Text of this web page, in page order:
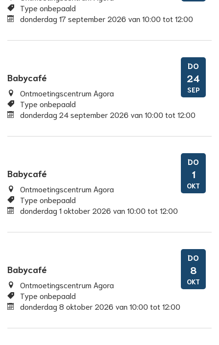
Type onbepaald
donderdag 17 september 2026 van10:00 tot 12:00
Babycafé
Ontmoetingscentrum Agora
Type onbepaald
donderdag 24 september 2026 van10:00 tot 12:00
DO
24
SEP
Babycafé
Ontmoetingscentrum Agora
Type onbepaald
donderdag 1 oktober 2026 van10:00 tot 12:00
DO
1
OKT
Babycafé
Ontmoetingscentrum Agora
Type onbepaald
donderdag 8 oktober 2026 van10:00 tot 12:00
DO
8
OKT